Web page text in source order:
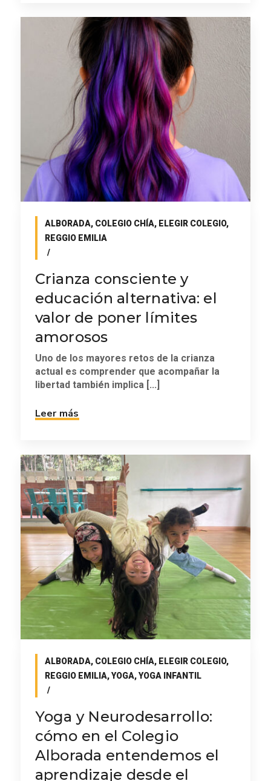
ALBORADA, COLEGIO CHÍA, ELEGIR COLEGIO,
REGGIO EMILIA
Crianza consciente y
educación alternativa: el
valor de poner límites
amorosos
Uno de los mayores retos de la crianza
actual es comprender que acompañar la
libertad también implica [...]
Leer más
ALBORADA, COLEGIO CHÍA, ELEGIR COLEGIO,
REGGIO EMILIA,YOGA,YOGA INFANTIL
Yoga y Neurodesarrollo:
cómo en el Colegio
Alborada entendemos el
aprendizaje desde el